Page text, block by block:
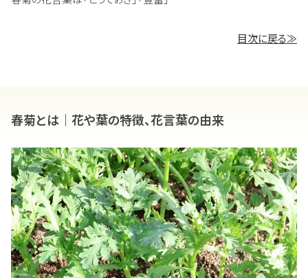
目次に戻る≫
春菊とは｜花や葉の特徴、花言葉の由来